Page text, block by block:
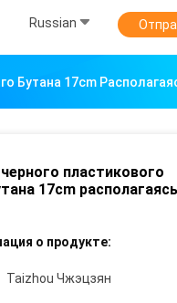
Russian
Бутана 17cm
пластикового
17cm располагаясь
о продукте:
Taizhou Чжэцзян